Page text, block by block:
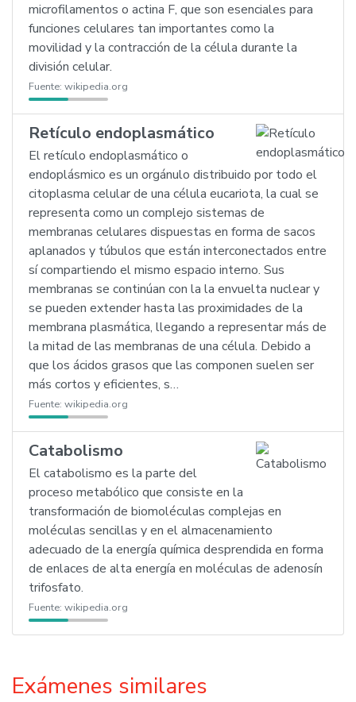
microfilamentos o actina F, que son esenciales para
funciones celulares tan importantes como la
movilidad y la contracción de la célula durante la
división celular.
Fuente: wikipedia.org
Retículo endoplasmático
El retículo endoplasmático o
endoplásmico es un orgánulo distribuido por todo el
citoplasma celular de una célula eucariota, la cual se
representa como un complejo sistemas de
membranas celulares dispuestas en forma de sacos
aplanados y túbulos que están interconectados entre
sí compartiendo el mismo espacio interno. Sus
membranas se continúan con la la envuelta nuclear y
se pueden extender hasta las proximidades de la
membrana plasmática, llegando a representar más de
la mitad de las membranas de una célula. Debido a
que los ácidos grasos que las componen suelen ser
más cortos y eficientes, s…
Fuente: wikipedia.org
Catabolismo
El catabolismo es la parte del
proceso metabólico que consiste en la
transformación de biomoléculas complejas en
moléculas sencillas y en el almacenamiento
adecuado de la energía química desprendida en forma
de enlaces de alta energía en moléculas de adenosín
trifosfato.
Fuente: wikipedia.org
Exámenes similares